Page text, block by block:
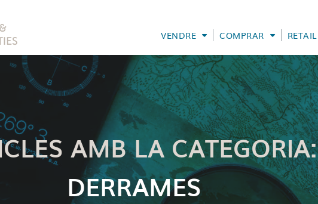
VENDRE COMPRAR RETAIL
AMB LA CATEGORIA:
DERRAMES